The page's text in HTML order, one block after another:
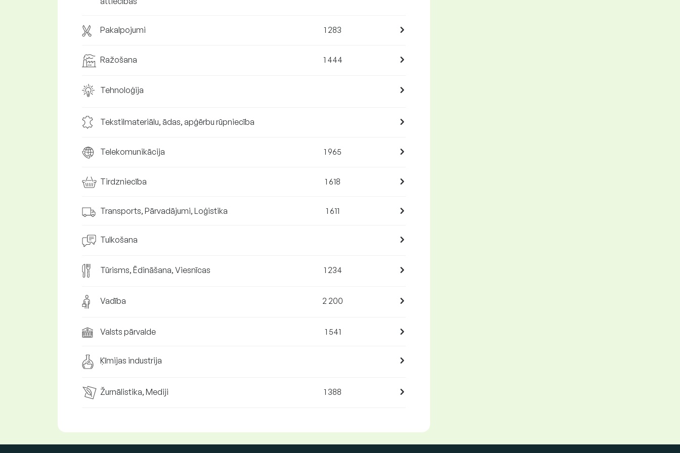
Pakalpojumi 1 283
Ražošana 1 444
Tehnoloģija
Tekstilmateriālu, ādas, apģērbu rūpniecība
Telekomunikācija 1 965
Tirdzniecība 1 618
Transports, Pārvadājumi, Loģistika 1 611
Tulkošana
Tūrisms, Ēdināšana, Viesnīcas 1 234
Vadība 2 200
Valsts pārvalde 1 541
Ķīmijas industrija
Žurnālistika, Mediji 1 388